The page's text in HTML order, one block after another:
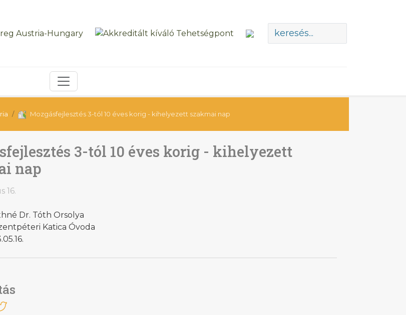
Mozgásfejlesztés 3-tól 10 éves korig - kihelyezett szakmai nap
3-tól 10 éves korig - kihelyezett
nap
16.
Dr. Tóth Orsolya
Katica Óvoda